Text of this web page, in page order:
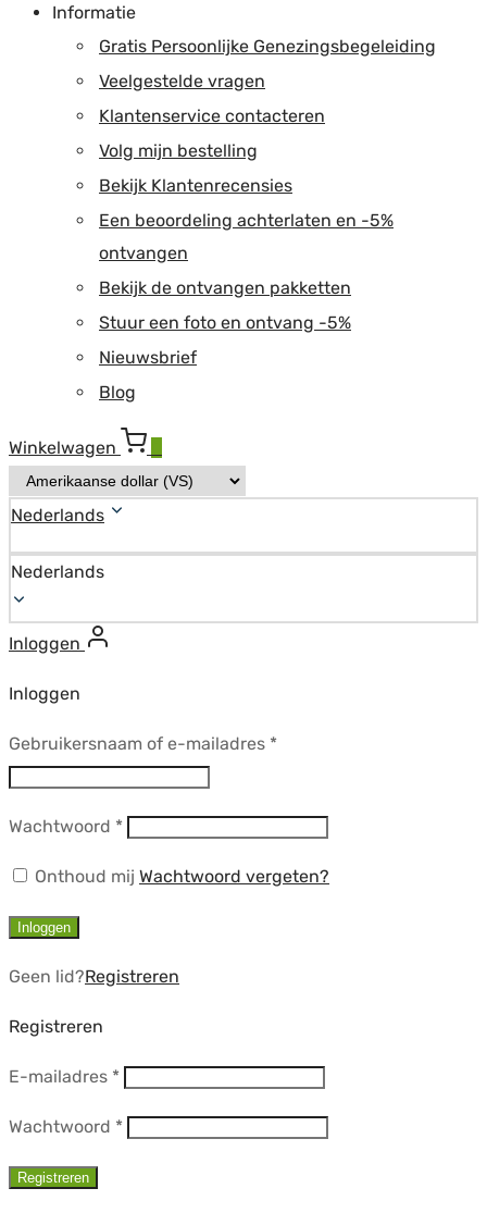
Informatie
Gratis Persoonlijke Genezingsbegeleiding
Veelgestelde vragen
Klantenservice contacteren
Volg mijn bestelling
Bekijk Klantenrecensies
Een beoordeling achterlaten en -5%
ontvangen
Bekijk de ontvangen pakketten
Stuur een foto en ontvang -5%
Nieuwsbrief
Blog
Winkelwagen
Nederlands
Nederlands
Inloggen
Inloggen
Gebruikersnaam of e-mailadres *Vereist
Wachtwoord *Vereist
Onthoud mij Wachtwoord vergeten?
Inloggen
Geen lid?Registreren
Registreren
E-mailadres *Vereist
Wachtwoord *Vereist
Registreren